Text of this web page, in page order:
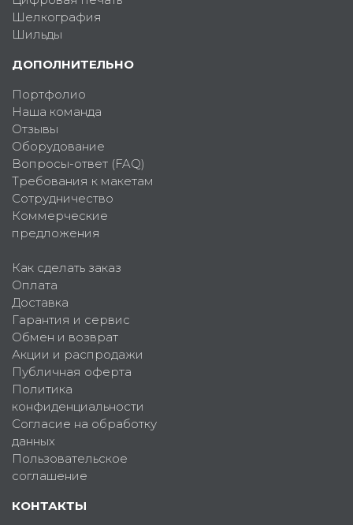
Шелкография
Шильды
ДОПОЛНИТЕЛЬНО
Портфолио
Наша команда
Отзывы
Оборудование
Вопросы-ответ (FAQ)
Требования к макетам
Сотрудничество
Коммерческие
предложения
Как сделать заказ
Оплата
Доставка
Гарантия и сервис
Обмен и возврат
Акции и распродажи
Публичная оферта
Политика
конфиденциальности
Согласие на обработку
данных
Пользовательское
соглашение
КОНТАКТЫ